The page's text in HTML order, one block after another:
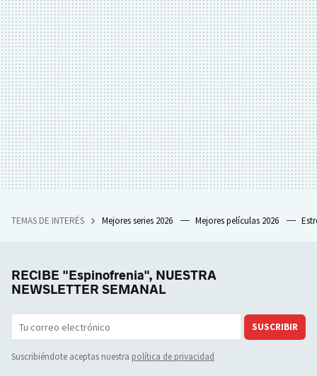
TEMAS DE INTERÉS Mejores series 2026 Mejores películas 2026
RECIBE "Espinofrenia", NUESTRA
NEWSLETTER SEMANAL
SUSCRIBIR
Suscribiéndote aceptas nuestra política de privacidad